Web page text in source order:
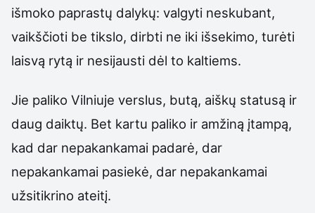
išmoko paprastų dalykų: valgyti neskubant,
vaikščioti be tikslo, dirbti ne iki išsekimo, turėti
laisvą rytą ir nesijausti dėl to kaltiems.
Jie paliko Vilniuje verslus, butą, aiškų statusą ir
daug daiktų. Bet kartu paliko ir amžiną įtampą,
kad dar nepakankamai padarė, dar
nepakankamai pasiekė, dar nepakankamai
užsitikrino ateitį.